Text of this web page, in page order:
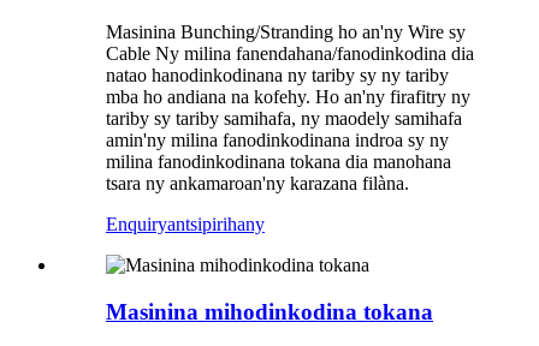
Masinina Bunching/Stranding ho an'ny Wire sy
Cable Ny milina fanendahana/fanodinkodina dia
natao hanodinkodinana ny tariby sy ny tariby
mba ho andiana na kofehy. Ho an'ny firafitry ny
tariby sy tariby samihafa, ny maodely samihafa
amin'ny milina fanodinkodinana indroa sy ny
milina fanodinkodinana tokana dia manohana
tsara ny ankamaroan'ny karazana filàna.
Enquiryantsipirihany
Masinina mihodinkodina tokana